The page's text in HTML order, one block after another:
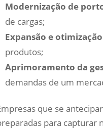
Modernização de
de cargas;
Expansão e
produtos;
Aprimoramento da
demandas de um
que se
para capturar